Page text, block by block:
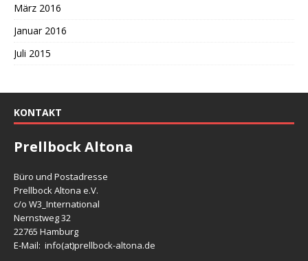
März 2016
Januar 2016
Juli 2015
KONTAKT
Prellbock Altona
Büro und Postadresse
Prellbock Altona e.V.
c/o W3_International
Nernstweg 32
22765 Hamburg
E-Mail: info(at)prellbock-altona.de